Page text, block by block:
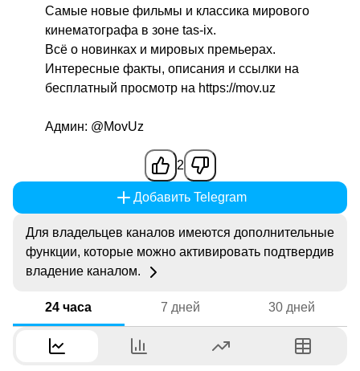
Самые новые фильмы и классика мирового
кинематографа в зоне tas-ix.
Всё о новинках и мировых премьерах.
Интересные факты, описания и ссылки на
бесплатный просмотр на https://mov.uz
Админ: @MovUz
2
Добавить Telegram
Для владельцев каналов имеются дополнительные
функции, которые можно активировать подтвердив
владение каналом.
24 часа 7 дней 30 дней